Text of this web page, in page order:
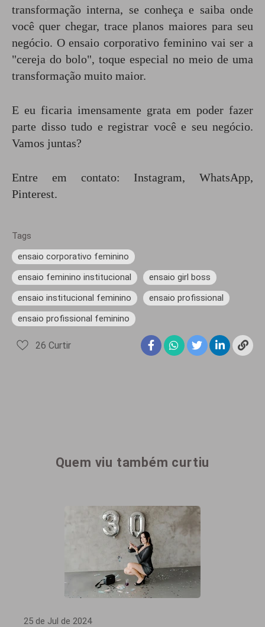
transformação interna, se conheça e saiba onde
você quer chegar, trace planos maiores para seu
negócio. O ensaio corporativo feminino vai ser a
"cereja do bolo", toque especial no meio de uma
transformação muito maior.
E eu ficaria imensamente grata em poder fazer
parte disso tudo e registrar você e seu negócio.
Vamos juntas?
Entre em contato: Instagram, WhatsApp,
Pinterest.
Tags
ensaio corporativo feminino
ensaio feminino institucional
ensaio girl boss
ensaio institucional feminino
ensaio profissional
ensaio profissional feminino
26 Curtir
Quem viu também curtiu
25 de Jul de 2024